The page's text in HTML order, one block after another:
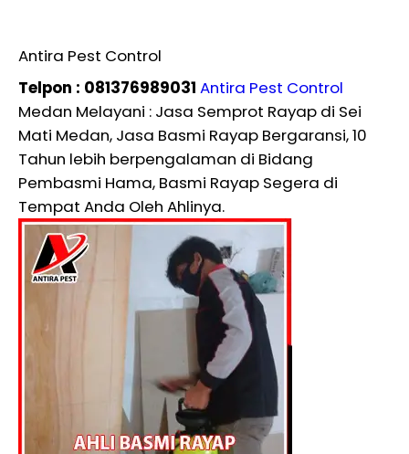
Antira Pest Control
Telpon : 081376989031 Antira Pest Control
Medan Melayani : Jasa Semprot Rayap di Sei
Mati Medan, Jasa Basmi Rayap Bergaransi, 10
Tahun lebih berpengalaman di Bidang
Pembasmi Hama, Basmi Rayap Segera di
Tempat Anda Oleh Ahlinya.